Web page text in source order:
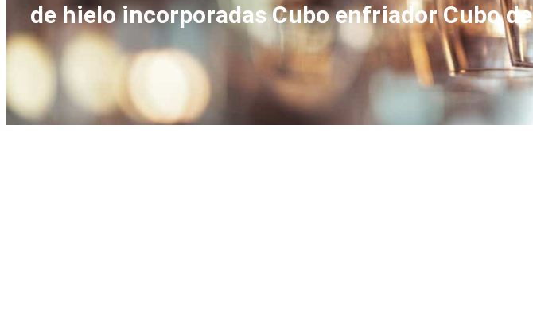
de hielo incorporadas Cubo enfriador Cubo